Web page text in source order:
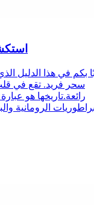
بكم في هذا الدليل
سحر فريد. تقع في
رائعة.تاريخها هو
الرومانية